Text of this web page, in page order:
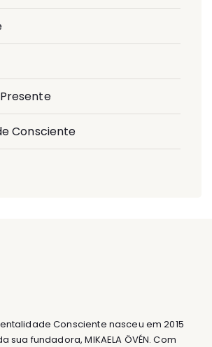
Consciente
Consciente nasceu em 2015
sua fundadora, MIKAELA ÖVÉN. Com